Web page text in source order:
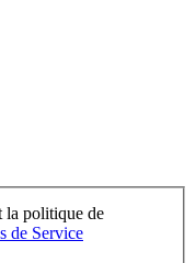
la politique de
de Service